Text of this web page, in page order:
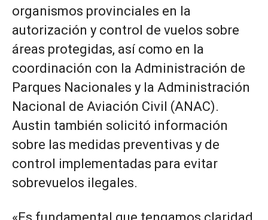
organismos provinciales en la
autorización y control de vuelos sobre
áreas protegidas, así como en la
coordinación con la Administración de
Parques Nacionales y la Administración
Nacional de Aviación Civil (ANAC).
Austin también solicitó información
sobre las medidas preventivas y de
control implementadas para evitar
sobrevuelos ilegales.